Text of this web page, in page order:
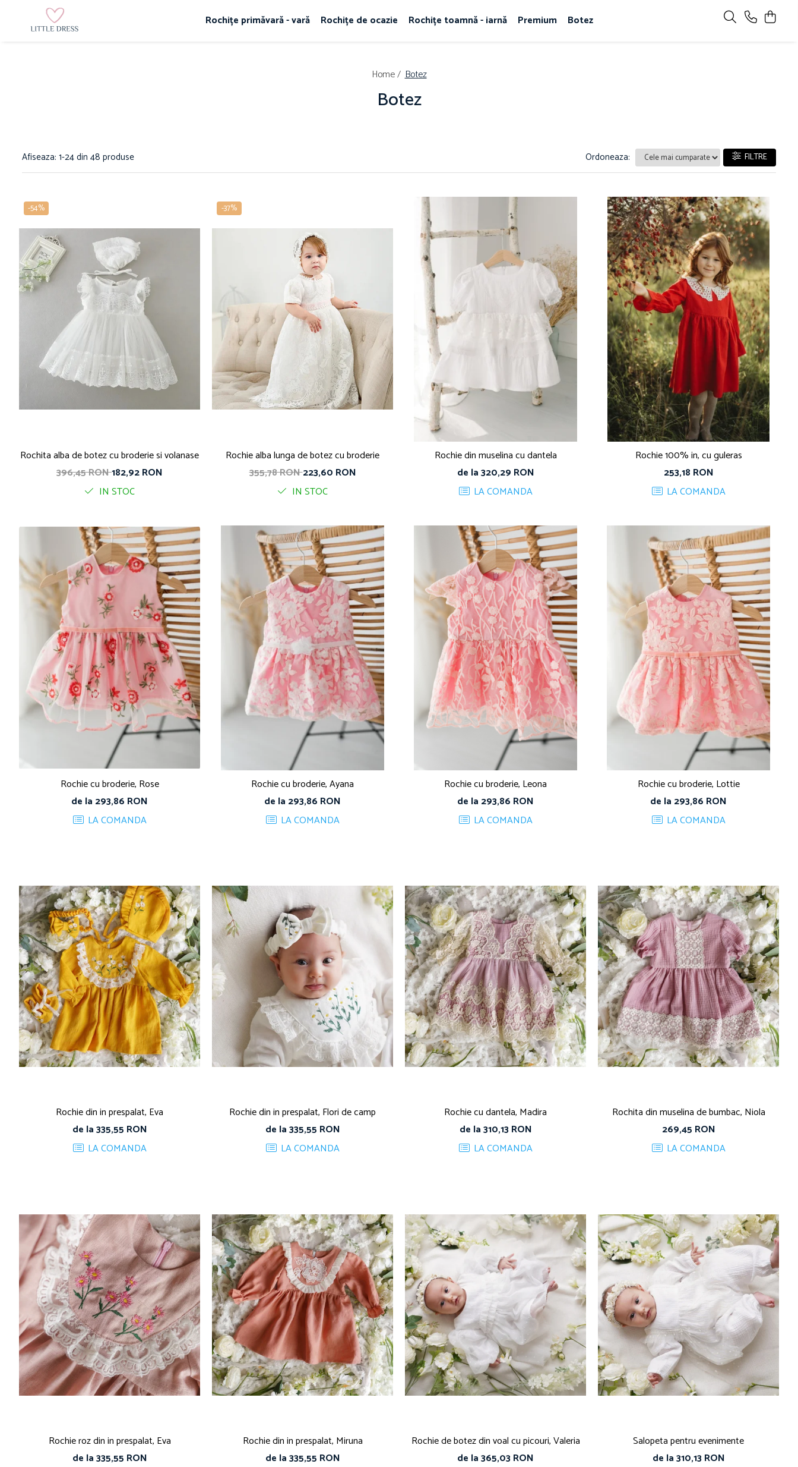
Rochițe primăvară - vară Rochițe de ocazie Rochițe toamnă - iarnă Premium Botez
Home / Botez
Botez
Afiseaza: 1-24din 48 produse FILTRE
Ordoneaza:
-54%
Rochita alba de botez cu broderie si volanase
396,45 RON182,92 RON
IN STOC
-37%
Rochie alba lunga de botez cu broderie
355,78 RON223,60 RON
IN STOC
Rochie din muselina cu dantela
de la 320,29 RON
LA COMANDA
Rochie 100% in, cu guleras
253,18 RON
LA COMANDA
Rochie cu broderie, Rose
de la 293,86 RON
LA COMANDA
Rochie cu broderie, Ayana
de la 293,86 RON
LA COMANDA
Rochie cu broderie, Leona
de la 293,86 RON
LA COMANDA
Rochie cu broderie, Lottie
de la 293,86 RON
LA COMANDA
Rochie din in prespalat, Eva
de la 335,55 RON
LA COMANDA
Rochie din in prespalat, Flori de camp
de la 335,55 RON
LA COMANDA
Rochie cu dantela, Madira
de la 310,13 RON
LA COMANDA
Rochita din muselina de bumbac, Niola
269,45 RON
LA COMANDA
Rochie roz din in prespalat, Eva
de la 335,55 RON
Rochie din in prespalat, Miruna
de la 335,55 RON
Rochie de botez din voal cu picouri, Valeria
de la 365,03 RON
Salopeta pentru evenimente
de la 310,13 RON